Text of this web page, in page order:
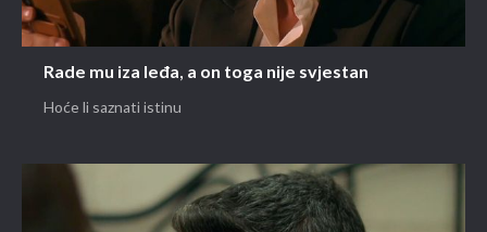
Rade mu iza leđa, a on toga nije svjestan
Hoće li saznati istinu